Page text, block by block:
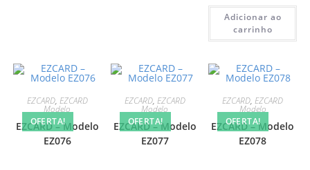
Adicionar ao
carrinho
OFERTA!
EZCARD, EZCARD
Modelo
EZCARD – Modelo
EZ076
OFERTA!
EZCARD, EZCARD
Modelo
EZCARD – Modelo
EZ077
OFERTA!
EZCARD,EZCARD
Modelo
EZCARD – Modelo
EZ078